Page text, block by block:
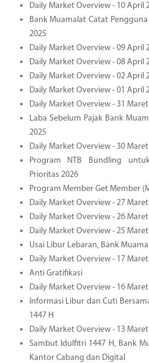
Daily Market Overview - 10 April
Bank Muamalat Catat
2025
Daily Market Overview - 09 April
Daily Market Overview - 08 April
Daily Market Overview - 02 April
Daily Market Overview - 01 April
Daily Market Overview - 31 Maret
Laba Sebelum Pajak Bank
2025
Daily Market Overview - 30 Maret
Program NTB Bundling
Prioritas 2026
Program Member Get Member
Daily Market Overview - 27 Maret
Daily Market Overview - 26 Maret
Daily Market Overview - 25 Maret
Usai Libur Lebaran, Bank
Daily Market Overview - 17 Maret
Anti Gratifikasi
Daily Market Overview - 16 Maret
Informasi Libur dan Cuti
1447 H
Daily Market Overview - 13 Maret
Sambut Idulfitri 1447 H, Bank
Kantor Cabang dan Digital